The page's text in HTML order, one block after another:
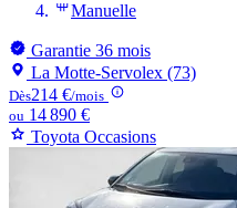
Manuelle
Garantie 36 mois
La Motte-Servolex (73)
Dès214 €/mois
ou 14 890 €
Toyota Occasions